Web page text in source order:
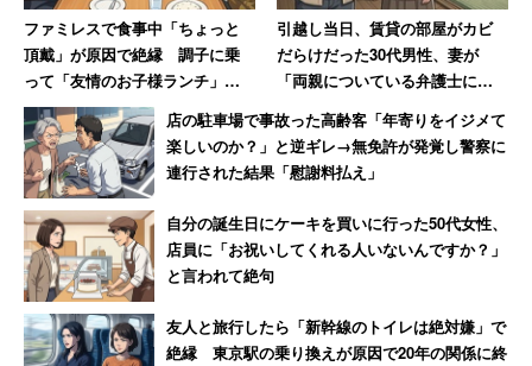
現在は人手不足が深刻で、新人に辞められないよう上司が
お膳立てするという職場もあるようだ。だが指示待ち人間
が上司の立場になった時、どうなってしまうことや
ら……。
ファミレスで食事中「ちょっと
頂戴」が原因で絶縁 調子に乗
って「友情のお子様ランチ」を
作ってSNSで“プチバズ”した友
人の末路
引越し当日、賃貸の部屋がカビ
だらけだった30代男性、妻が
「両親についている弁護士に相
談しますね」と反撃した結果
店の駐車場で事故った高齢客「年寄りをイジメて
楽しいのか？」と逆ギレ→無免許が発覚し警察に
連行された結果「慰謝料払え」
自分の誕生日にケーキを買いに行った50代女性、
店員に「お祝いしてくれる人いないんですか？」
と言われて絶句
友人と旅行したら「新幹線のトイレは絶対嫌」で
絶縁 東京駅の乗り換えが原因で20年の関係に終